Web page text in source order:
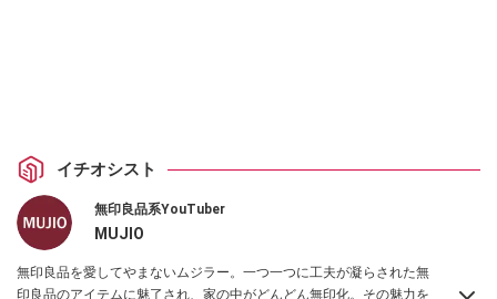
イチオシスト
無印良品系YouTuber
MUJIO
無印良品を愛してやまないムジラー。一つ一つに工夫が凝らされた無
印良品のアイテムに魅了され、家の中がどんどん無印化。その魅力を